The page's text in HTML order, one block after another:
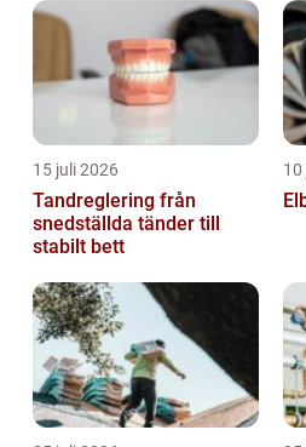
15 juli 2026
Tandreglering från
snedställda tänder till
stabilt bett
10